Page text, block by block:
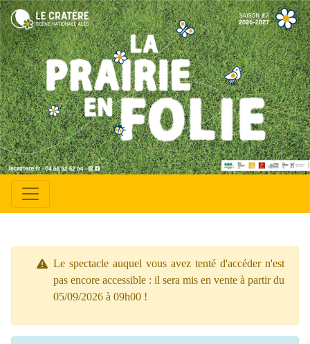
Le spectacle auquel vous avez tenté d'accéder n'est
pas encore accessible : il sera mis en vente à partir du
05/09/2026 à 09h00 !